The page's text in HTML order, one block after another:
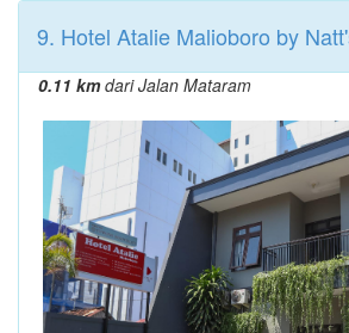
9. Hotel Atalie Malioboro by
0.11 kmdari Jalan Mataram